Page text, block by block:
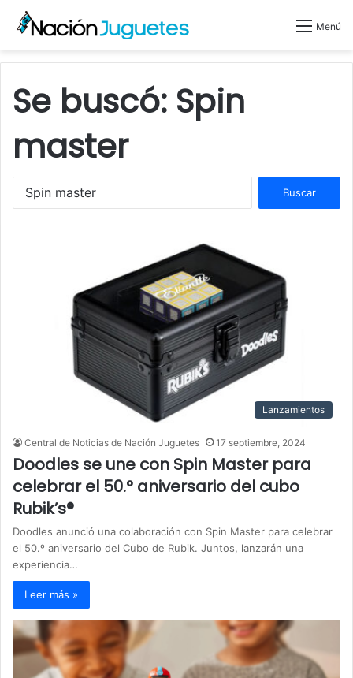
Menú
Se buscó: Spin
master
r
Lanzamientos
Central de Noticias de Nación Juguetes 17 septiembre, 2024
Doodles se une con Spin Master para
celebrar el 50.° aniversario del cubo
Rubik’s®
Doodles anunció una colaboración con Spin Master para celebrar
el 50.º aniversario del Cubo de Rubik. Juntos, lanzarán una
experiencia…
Leer más »